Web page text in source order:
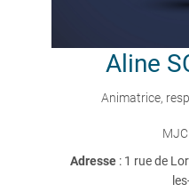
Aline
Animatrice,
Adresse : 1 rue de